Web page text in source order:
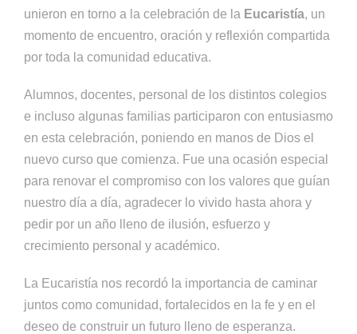
unieron en torno a la celebración de la Eucaristía, un
momento de encuentro, oración y reflexión compartida
por toda la comunidad educativa.
Alumnos, docentes, personal de los distintos colegios
e incluso algunas familias participaron con entusiasmo
en esta celebración, poniendo en manos de Dios el
nuevo curso que comienza. Fue una ocasión especial
para renovar el compromiso con los valores que guían
nuestro día a día, agradecer lo vivido hasta ahora y
pedir por un año lleno de ilusión, esfuerzo y
crecimiento personal y académico.
La Eucaristía nos recordó la importancia de caminar
juntos como comunidad, fortalecidos en la fe y en el
deseo de construir un futuro lleno de esperanza.